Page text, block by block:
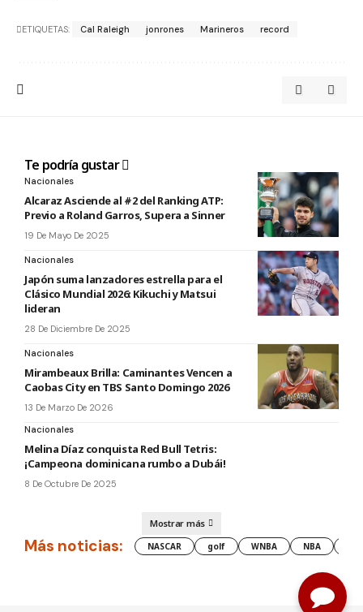
ETIQUETAS: Cal Raleigh jonrones Marineros record
Te podría gustar
Nacionales
Alcaraz Asciende al #2 del Ranking ATP:
Previo a Roland Garros, Supera a Sinner
19 De Mayo De 2025
Nacionales
Japón suma lanzadores estrella para el
Clásico Mundial 2026: Kikuchi y Matsui
lideran
28 De Diciembre De 2025
Nacionales
Mirambeaux Brilla: Caminantes Vencen a
Caobas City en TBS Santo Domingo 2026
13 De Marzo De 2026
Nacionales
Melina Díaz conquista Red Bull Tetris:
¡Campeona dominicana rumbo a Dubái!
8 De Octubre De 2025
Mostrar más
Más noticias: NASCAR golf WNBA NBA